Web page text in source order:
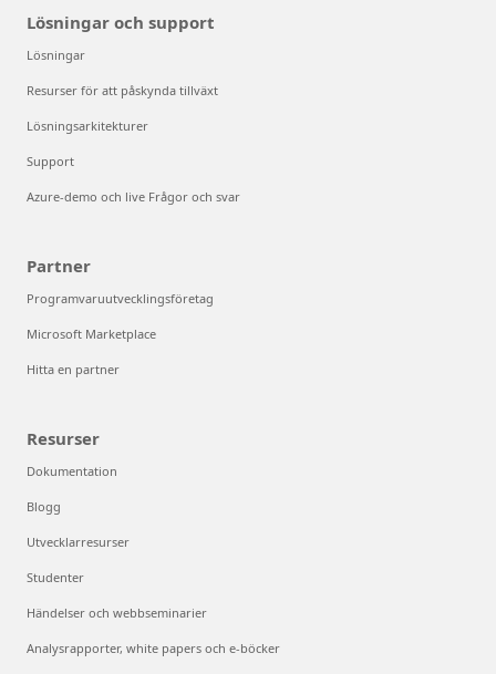
Lösningar och support
Lösningar
Resurser för att påskynda tillväxt
Lösningsarkitekturer
Support
Azure-demo och live Frågor och svar
Partner
Programvaruutvecklingsföretag
Microsoft Marketplace
Hitta en partner
Resurser
Dokumentation
Blogg
Utvecklarresurser
Studenter
Händelser och webbseminarier
Analysrapporter, white papers och e-böcker